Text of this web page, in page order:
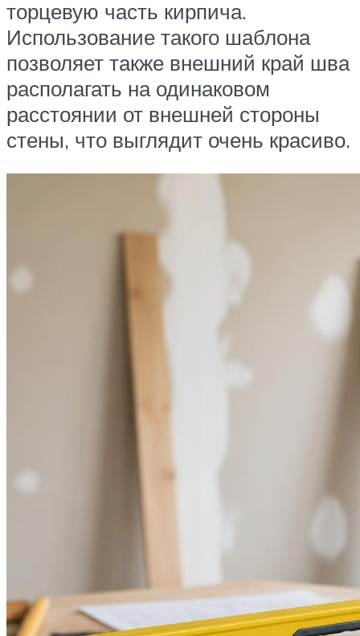
торцевую часть кирпича.
Использование такого шаблона
позволяет также внешний край шва
располагать на одинаковом
расстоянии от внешней стороны
стены, что выглядит очень красиво.